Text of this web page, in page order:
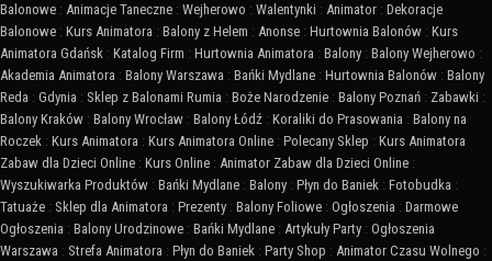
Balonowe : Animacje Taneczne : Wejherowo : Walentynki : Animator : Dekoracje
Balonowe : Kurs Animatora : Balony z Helem : Anonse : Hurtownia Balonów : Kurs
Animatora Gdańsk : Katalog Firm : Hurtownia Animatora : Balony : Balony Wejherowo :
Akademia Animatora : Balony Warszawa : Bańki Mydlane : Hurtownia Balonów : Balony
Reda : Gdynia : Sklep z Balonami Rumia : Boże Narodzenie : Balony Poznań : Zabawki :
Balony Kraków : Balony Wrocław : Balony Łódź : Koraliki do Prasowania : Balony na
Roczek : Kurs Animatora : Kurs Animatora Online : Polecany Sklep : Kurs Animatora
Zabaw dla Dzieci Online : Kurs Online : Animator Zabaw dla Dzieci Online :
Wyszukiwarka Produktów : Bańki Mydlane : Balony : Płyn do Baniek : Fotobudka :
Tatuaże : Sklep dla Animatora : Prezenty : Balony Foliowe : Ogłoszenia : Darmowe
Ogłoszenia : Balony Urodzinowe : Bańki Mydlane : Artykuły Party : Ogłoszenia
Warszawa : Strefa Animatora : Płyn do Baniek : Party Shop : Animator Czasu Wolnego :